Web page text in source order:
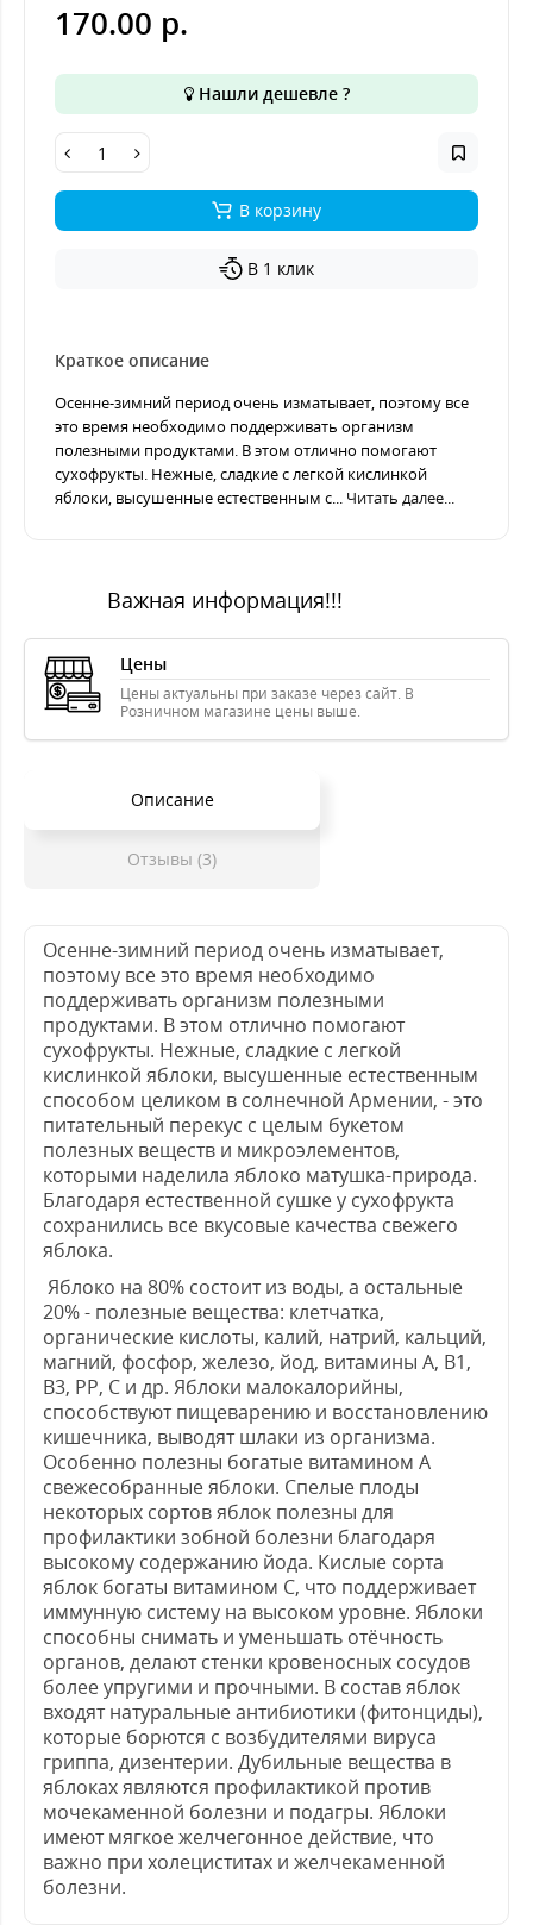
170.00 р.
Нашли дешевле ?
В корзину
В 1 клик
Краткое описание
Осенне-зимний период очень изматывает, поэтому все
это время необходимо поддерживать организм
полезными продуктами. В этом отлично помогают
сухофрукты. Нежные, сладкие с легкой кислинкой
яблоки, высушенные естественным с... Читать далее...
Важная информация!!!
Цены
Цены актуальны при заказе через сайт. В
Розничном магазине цены выше.
Описание
Отзывы (3)
Осенне-зимний период очень изматывает,
поэтому все это время необходимо
поддерживать организм полезными
продуктами. В этом отлично помогают
сухофрукты. Нежные, сладкие с легкой
кислинкой яблоки, высушенные естественным
способом целиком в солнечной Армении, - это
питательный перекус с целым букетом
полезных веществ и микроэлементов,
которыми наделила яблоко матушка-природа.
Благодаря естественной сушке у сухофрукта
сохранились все вкусовые качества свежего
яблока.
Яблоко на 80% состоит из воды, а остальные
20% - полезные вещества: клетчатка,
органические кислоты, калий, натрий, кальций,
магний, фосфор, железо, йод, витамины А, В1,
В3, РР, С и др. Яблоки малокалорийны,
способствуют пищеварению и восстановлению
кишечника, выводят шлаки из организма.
Особенно полезны богатые витамином А
свежесобранные яблоки. Спелые плоды
некоторых сортов яблок полезны для
профилактики зобной болезни благодаря
высокому содержанию йода. Кислые сорта
яблок богаты витамином С, что поддерживает
иммунную систему на высоком уровне. Яблоки
способны снимать и уменьшать отёчность
органов, делают стенки кровеносных сосудов
более упругими и прочными. В состав яблок
входят натуральные антибиотики (фитонциды),
которые борются с возбудителями вируса
гриппа, дизентерии. Дубильные вещества в
яблоках являются профилактикой против
мочекаменной болезни и подагры. Яблоки
имеют мягкое желчегонное действие, что
важно при холециститах и желчекаменной
болезни.